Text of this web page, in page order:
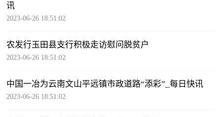
讯
2023-06-26 18:51:02
农发行玉田县支行积极走访慰问脱贫户
2023-06-26 18:51:02
中国一冶为云南文山平远镇市政道路“添彩”_每日快讯
2023-06-26 18:51:02